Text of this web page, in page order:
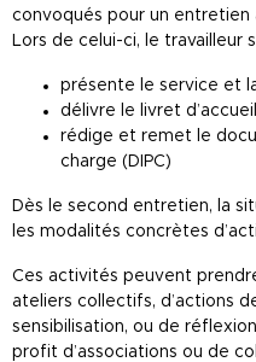
convoqués pour un entretien
Lors de celui-ci, le travailleur
présente le service et
délivre le livret d’accueil
rédige et remet le
charge (DIPC)
Dès le second entretien, la
les modalités concrètes
Ces activités peuvent
ateliers collectifs, d’actions
sensibilisation, ou de
profit d’associations ou de